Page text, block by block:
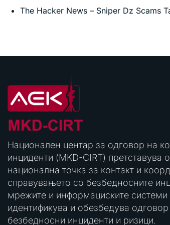
The Hacker News – Sniper Dz Scams
Национален центар за одговор на
инциденти (MKD-CIRT) претставува
национална точка за контакт и
справувањето со безбедносните
мрежите и информациските системи
идентификува и обезбедува одговор
безбедносни инциденти и ризици.